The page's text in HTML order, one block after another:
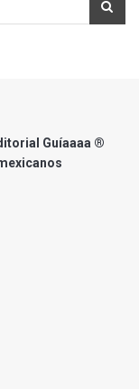
Guíaaaa ®